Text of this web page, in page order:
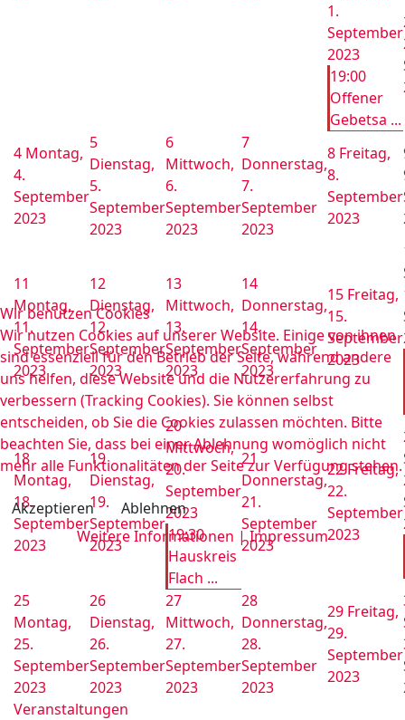
1.
September
2023
19:00
Offener
Gebetsa ...
4 Montag,
4.
September
2023
5
Dienstag,
5.
September
2023
6
Mittwoch,
6.
September
2023
7
Donnerstag,
7.
September
2023
8 Freitag,
8.
September
2023
11
Montag,
11.
September
2023
12
Dienstag,
12.
September
2023
13
Mittwoch,
13.
September
2023
14
Donnerstag,
14.
September
2023
15 Freitag,
15.
September
2023
18
Montag,
18.
September
2023
19
Dienstag,
19.
September
2023
20
Mittwoch,
20.
September
2023
19:30
Hauskreis
Flach ...
21
Donnerstag,
21.
September
2023
22 Freitag,
22.
September
2023
25
Montag,
25.
September
2023
26
Dienstag,
26.
September
2023
27
Mittwoch,
27.
September
2023
28
Donnerstag,
28.
September
2023
29 Freitag,
29.
September
2023
Veranstaltungen
Wir benutzen Cookies
Wir nutzen Cookies auf unserer Website. Einige von ihnen
sind essenziell für den Betrieb der Seite, während andere
uns helfen, diese Website und die Nutzererfahrung zu
verbessern (Tracking Cookies). Sie können selbst
entscheiden, ob Sie die Cookies zulassen möchten. Bitte
beachten Sie, dass bei einer Ablehnung womöglich nicht
mehr alle Funktionalitäten der Seite zur Verfügung stehen.
Akzeptieren
Ablehnen
Weitere Informationen |Impressum